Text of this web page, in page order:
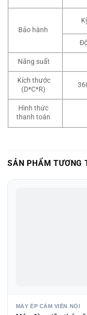
Bảo hành
Năng suất
Kích thước
(D*C*R)
Hình thức
thanh toán
SẢN PHẨM TƯƠNG
MÁY ÉP CÁM VIÊN NỔI